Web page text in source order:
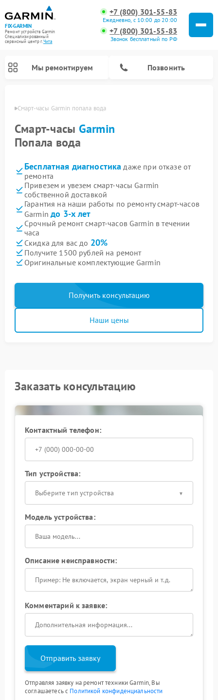
FIX-GARMIN
Ремонт устройств Garmin
Специализированный
cервисный центр г.Чита
+7 (800) 301-55-83
Ежедневно, с 10:00 до 20:00
+7 (800) 301-55-83
Звонок бесплатный по РФ
Мы ремонтируем Позвонить
Смарт-часы Garmin попала вода
Смарт-часы Garmin
Попала вода
Бесплатная диагностика даже при отказе от
ремонта
Привезем и увезем смарт-часы Garmin
собственной доставкой
Гарантия на наши работы по ремонту смарт-часов
Garminдо 3-х лет
Срочный ремонт смарт-часов Garmin в течении
часа
Скидка для вас до 20%
Получите 1500 рублей на ремонт
Оригинальные комплектующие Garmin
Получить консультацию
Наши цены
Заказать консультацию
Контактный телефон:
Тип устройства:
Выберите тип устройства
Модель устройства:
Описание неисправности:
Комментарий к заявке:
Отправить заявку
Отправляя заявку на ремонт техники Garmin, Вы
соглашаетесь с Политикой конфиденциальности